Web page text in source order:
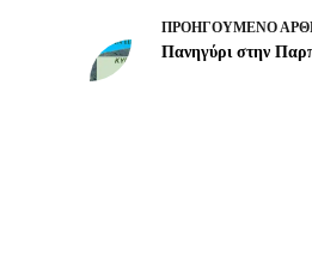
ΠΡΟΗΓΟΎΜΕΝΟ
Πανηγύρι στην